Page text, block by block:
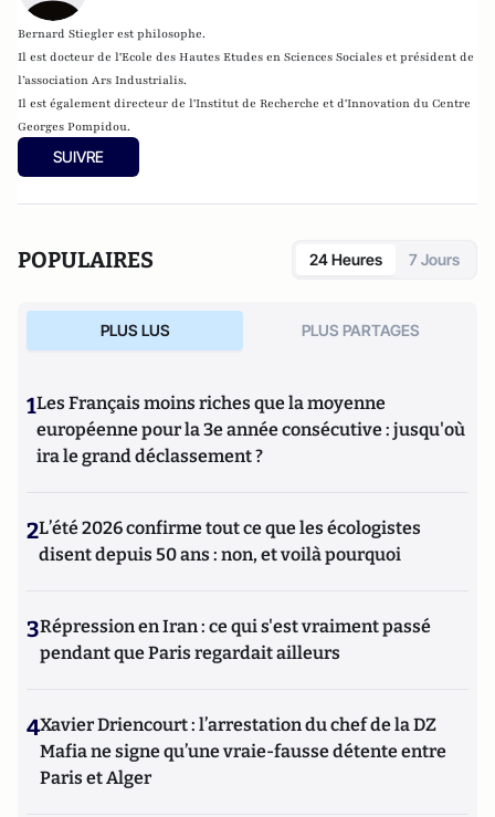
Bernard Stiegler est philosophe.
Il est docteur de l'Ecole des Hautes Etudes en Sciences Sociales et président de
l’association Ars Industrialis.
Il est également directeur de l'Institut de Recherche et d'Innovation du Centre
Georges Pompidou.
SUIVRE
POPULAIRES 24 Heures 7 Jours
PLUS LUS PLUS PARTAGES
1Les Français moins riches que la moyenne
européenne pour la 3e année consécutive : jusqu'où
ira le grand déclassement ?
2L’été 2026 confirme tout ce que les écologistes
disent depuis 50 ans : non, et voilà pourquoi
3Répression en Iran : ce qui s'est vraiment passé
pendant que Paris regardait ailleurs
4Xavier Driencourt : l’arrestation du chef de la DZ
Mafia ne signe qu’une vraie-fausse détente entre
Paris et Alger